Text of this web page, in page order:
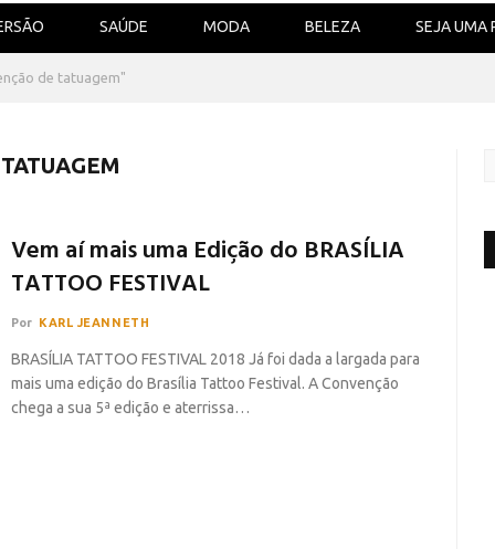
SAÚDE MODA BELEZA SEJA UMA
de tatuagem"
Vem aí mais uma Edição do BRASÍLIA
TATTOO FESTIVAL
Por KARL JEANNETH
BRASÍLIA TATTOO FESTIVAL 2018 Já foi dada a largada para
mais uma edição do Brasília Tattoo Festival. A Convenção
chega a sua 5ª edição e aterrissa…